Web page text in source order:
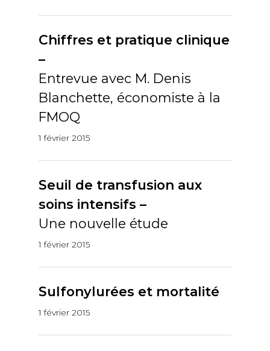
Chiffres et pratique clinique
–
Entrevue avec M. Denis
Blanchette, économiste à la
FMOQ
1 février 2015
Seuil de transfusion aux
soins intensifs –
Une nouvelle étude
1 février 2015
Sulfonylurées et mortalité
1 février 2015